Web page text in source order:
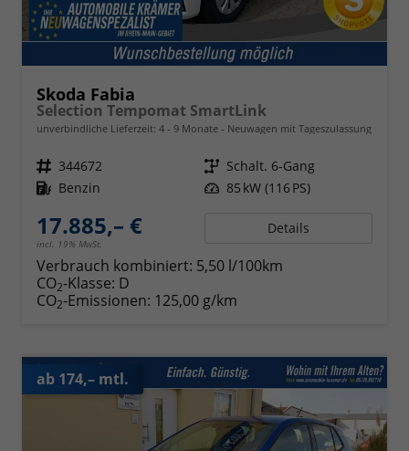
Skoda Fabia
Selection Tempomat SmartLink
unverbindliche Lieferzeit: 4 - 9 Monate Neuwagen mit Tageszulassung
Fahrzeugnr. 344672 Getriebe Schalt. 6-Gang
Kraftstoff Benzin Leistung 85 kW (116 PS)
17.885,– €
incl. 19% MwSt.
Details
Verbrauch kombiniert: 5,50 l/100km
CO2-Klasse: D
CO2-Emissionen: 125,00 g/km
ab 174,– mtl.